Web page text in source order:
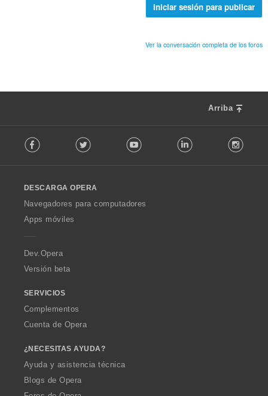
Iniciar sesión para publicar
Ver la conversación completa de los foros
Arriba
o
w
O
p
a
Facebook Twitter Youtube LinkedIn
DESCARGA OPERA
Navegadores para computadores
Apps móviles
Dev.Opera
Versión beta
SERVICIOS
Complementos
Cuenta de Opera
¿NECESITAS AYUDA?
Ayuda y asistencia técnica
Blogs de Opera